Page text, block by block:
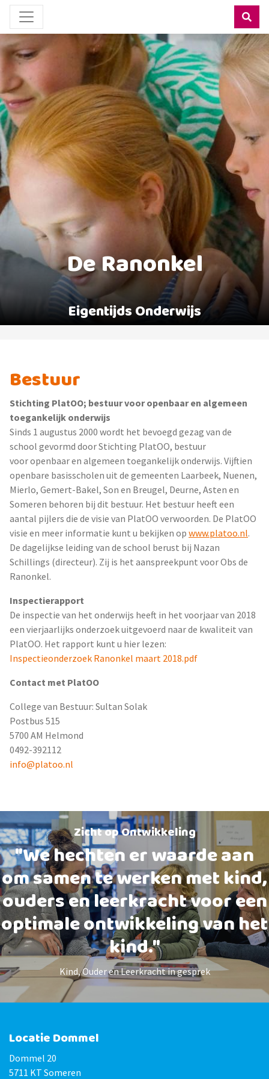
De Ranonkel
Eigentijds Onderwijs
Bestuur
Stichting PlatOO; bestuur voor openbaar en algemeen
toegankelijk onderwijs
Sinds 1 augustus 2000 wordt het bevoegd gezag van de
school gevormd door Stichting PlatOO, bestuur
voor openbaar en algemeen toegankelijk onderwijs. Vijftien
openbare basisscholen uit de gemeenten Laarbeek, Nuenen,
Mierlo, Gemert-Bakel, Son en Breugel, Deurne, Asten en
Someren behoren bij dit bestuur. Het bestuur heeft een
aantal pijlers die de visie van PlatOO verwoorden. De PlatOO
visie en meer informatie kunt u bekijken op www.platoo.nl.
De dagelijkse leiding van de school berust bij Nazan
Schillings (directeur). Zij is het aanspreekpunt voor Obs de
Ranonkel.
Inspectierapport
De inspectie van het onderwijs heeft in het voorjaar van 2018
een vierjaarlijks onderzoek uitgevoerd naar de kwaliteit van
PlatOO. Het rapport kunt u hier lezen:
Inspectieonderzoek Ranonkel maart 2018.pdf
Contact met PlatOO
College van Bestuur: Sultan Solak
Postbus 515
5700 AM Helmond
0492-392112
info@platoo.nl
Zicht op Ontwikkeling
"We hechten er waarde aan
om samen te werken met kind,
ouders en leerkracht voor een
optimale ontwikkeling van het
kind."
Kind, Ouder en Leerkracht in gesprek
Locatie Dommel
Dommel 20
5711 KT Someren